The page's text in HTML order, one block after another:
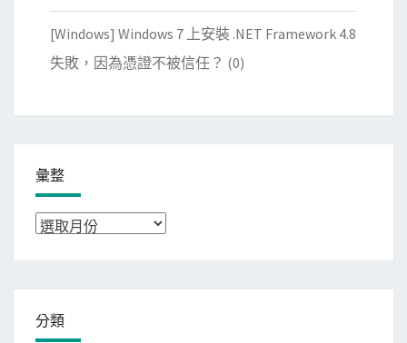
[Windows] Windows 7 上安裝 .NET Framework 4.8
失敗，因為憑證不被信任？ (0)
彙整
彙
分類